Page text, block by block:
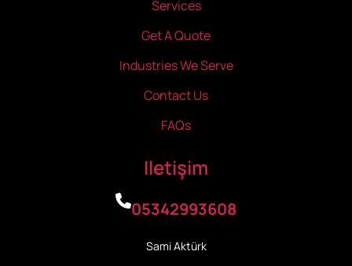
Services
Get A Quote
Industries We Serve
Contact Us
FAQs
Iletişim
05342993608
Sami Aktürk